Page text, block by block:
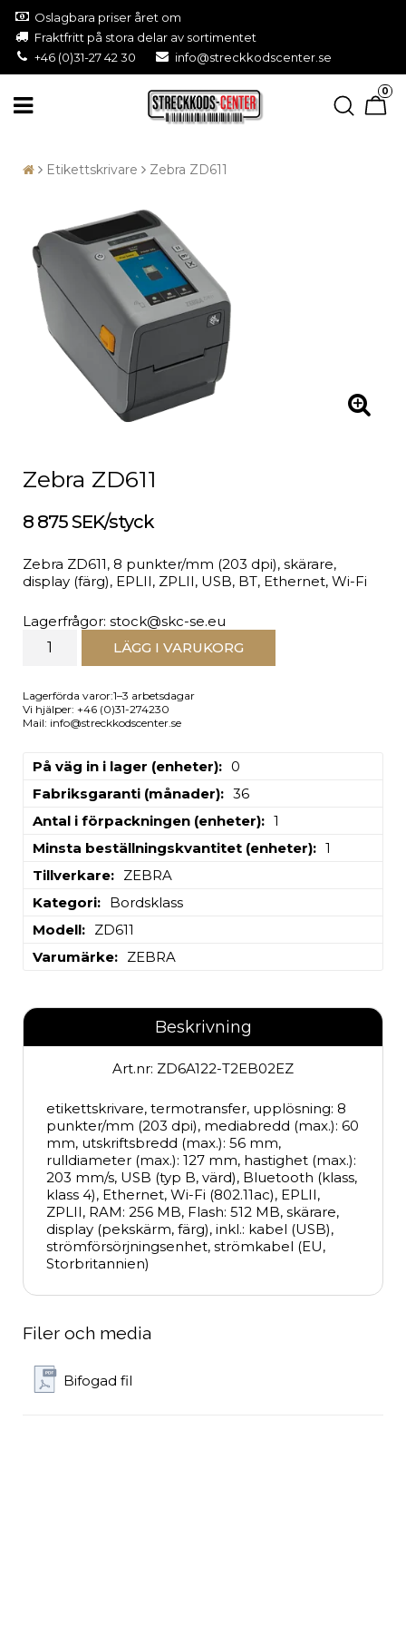
Oslagbara priser året om
Fraktfritt på stora delar av sortimentet
+46 (0)31-27 42 30
info@streckkodscenter.se
0
Etikettskrivare Zebra ZD611
Zebra ZD611
8 875 SEK/styck
Zebra ZD611, 8 punkter/mm (203 dpi), skärare,
display (färg), EPLII, ZPLII, USB, BT, Ethernet, Wi-Fi
Lagerfrågor: stock@skc-se.eu
LÄGG I VARUKORG
Lagerförda varor:1–3 arbetsdagar
Vi hjälper: +46 (0)31-274230
Mail: info@streckkodscenter.se
På väg in i lager (enheter)
0
Fabriksgaranti (månader)
36
Antal i förpackningen (enheter)
1
Minsta beställningskvantitet (enheter)
1
Tillverkare
ZEBRA
Kategori
Bordsklass
Modell
ZD611
Varumärke
ZEBRA
Beskrivning
Art.nr: ZD6A122-T2EB02EZ
etikettskrivare, termotransfer, upplösning: 8
punkter/mm (203 dpi), mediabredd (max.): 60
mm, utskriftsbredd (max.): 56 mm,
rulldiameter (max.): 127 mm, hastighet (max.):
203 mm/s, USB (typ B, värd), Bluetooth (klass,
klass 4), Ethernet, Wi-Fi (802.11ac), EPLII,
ZPLII, RAM: 256 MB, Flash: 512 MB, skärare,
display (pekskärm, färg), inkl.: kabel (USB),
strömförsörjningsenhet, strömkabel (EU,
Storbritannien)
Filer och media
Bifogad fil